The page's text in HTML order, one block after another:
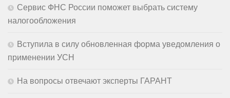
Сервис ФНС России поможет выбрать систему
налогообложения
Вступила в силу обновленная форма уведомления о
применении УСН
На вопросы отвечают эксперты ГАРАНТ